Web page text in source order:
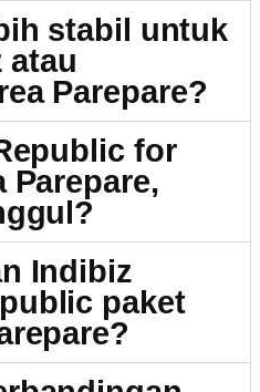
stabil untuk
atau
Parepare?
for
Parepare,
Indibiz
paket